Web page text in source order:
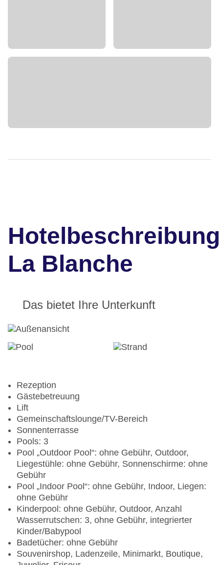
La Blanche
Das bietet Ihre Unterkunft
Rezeption
Gästebetreuung
Lift
Gemeinschaftslounge/TV-Bereich
Sonnenterrasse
Pools: 3
Pool „Outdoor Pool“: ohne Gebühr, Outdoor,
Liegestühle: ohne Gebühr, Sonnenschirme: ohne
Gebühr
Pool „Indoor Pool“: ohne Gebühr, Indoor, Liegen:
ohne Gebühr
Kinderpool: ohne Gebühr, Outdoor, Anzahl
Wasserrutschen: 3, ohne Gebühr, integrierter
Kinder/Babypool
Badetücher: ohne Gebühr
Souvenirshop, Ladenzeile, Minimarkt, Boutique,